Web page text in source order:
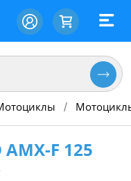
/
F 125